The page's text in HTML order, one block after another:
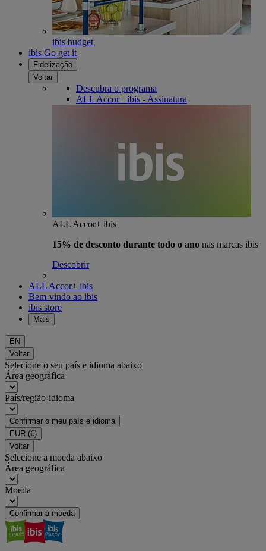
ibis budget
ibis Go get it
Fidelização
Voltar
Descubra o programa
ALL Accor+ ibis - Assinatura
ALL Accor+ ibis
15% de desconto durante todo o ano nas marcas ibis
Descobrir
ALL Accor+ ibis
Bem-vindo ao ibis
ibis store
Mais
EN
Voltar
Selecione o seu país e idioma abaixo
Área geográfica
País/região-idioma
Confirmar o meu país e idioma
EUR (€)
Voltar
Selecione a moeda abaixo
Área geográfica
Moeda
Confirmar a moeda